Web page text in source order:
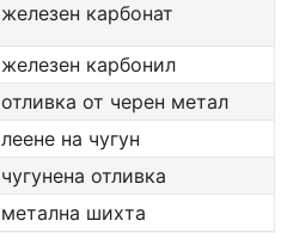
железен карбонат
железен карбонил
отливка от черен метал
леене на чугун
чугунена отливка
метална шихта